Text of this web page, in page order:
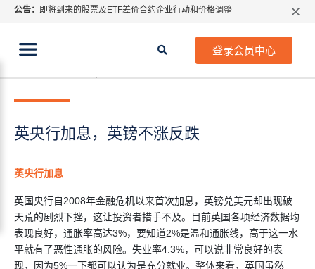
公告： 即将到来的股票及ETF差价合约企业行动和价格调整
登录会员中心
当前位置: 英央行加息，英镑不涨反跌
英央行加息，英镑不涨反跌
英央行加息
英国央行自2008年金融危机以来首次加息，英镑兑美元却出现破
天荒的剧烈下挫，这让投资者措手不及。目前英国各项经济数据均
表现良好，通胀率高达3%，要知道2%是温和通胀线，高于这一水
平就有了恶性通胀的风险。失业率4.3%，可以说非常良好的表
现，因为5%一下都可以认为是充分就业。整体来看，英国虽然